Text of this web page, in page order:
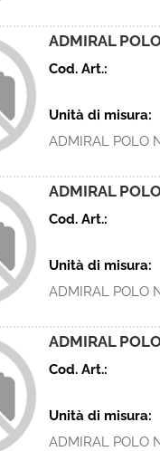
ADMIRAL
Cod. Art.:
Unità di misura:
ADMIRAL POLO
ADMIRAL
Cod. Art.:
Unità di misura:
ADMIRAL POLO
ADMIRAL
Cod. Art.:
Unità di misura:
ADMIRAL POLO